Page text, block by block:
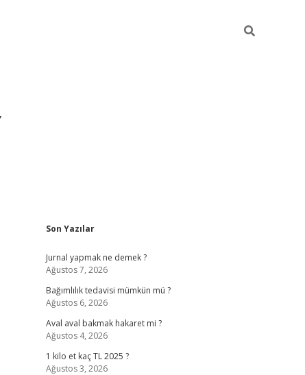
Sidebar
Son Yazılar
Jurnal yapmak ne demek ?
Ağustos 7, 2026
Bağımlılık tedavisi mümkün mü ?
Ağustos 6, 2026
Aval aval bakmak hakaret mi ?
Ağustos 4, 2026
1 kilo et kaç TL 2025 ?
Ağustos 3, 2026